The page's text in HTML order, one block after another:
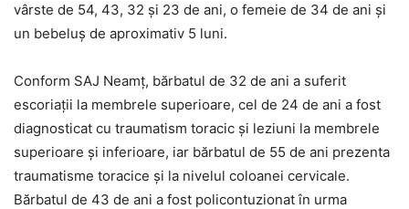
vârste de 54, 43, 32 și 23 de ani, o femeie de 34 de ani și
un bebeluș de aproximativ 5 luni.
Conform SAJ Neamț, bărbatul de 32 de ani a suferit
escoriații la membrele superioare, cel de 24 de ani a fost
diagnosticat cu traumatism toracic și leziuni la membrele
superioare și inferioare, iar bărbatul de 55 de ani prezenta
traumatisme toracice și la nivelul coloanei cervicale.
Bărbatul de 43 de ani a fost policontuzionat în urma